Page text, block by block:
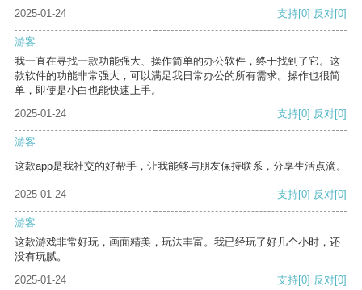
2025-01-24 支持[0] 反对[0]
游客
我一直在寻找一款功能强大、操作简单的办公软件，终于找到了它。这
款软件的功能非常强大，可以满足我日常办公的所有需求。操作也很简
单，即使是小白也能快速上手。
2025-01-24
支持[0] 反对[0]
游客
这款app是我社交的好帮手，让我能够与朋友保持联系，分享生活点滴。
2025-01-24 支持[0] 反对[0]
游客
这款游戏非常好玩，画面精美，玩法丰富。我已经玩了好几个小时，还
没有玩腻。
2025-01-24
支持[0] 反对[0]